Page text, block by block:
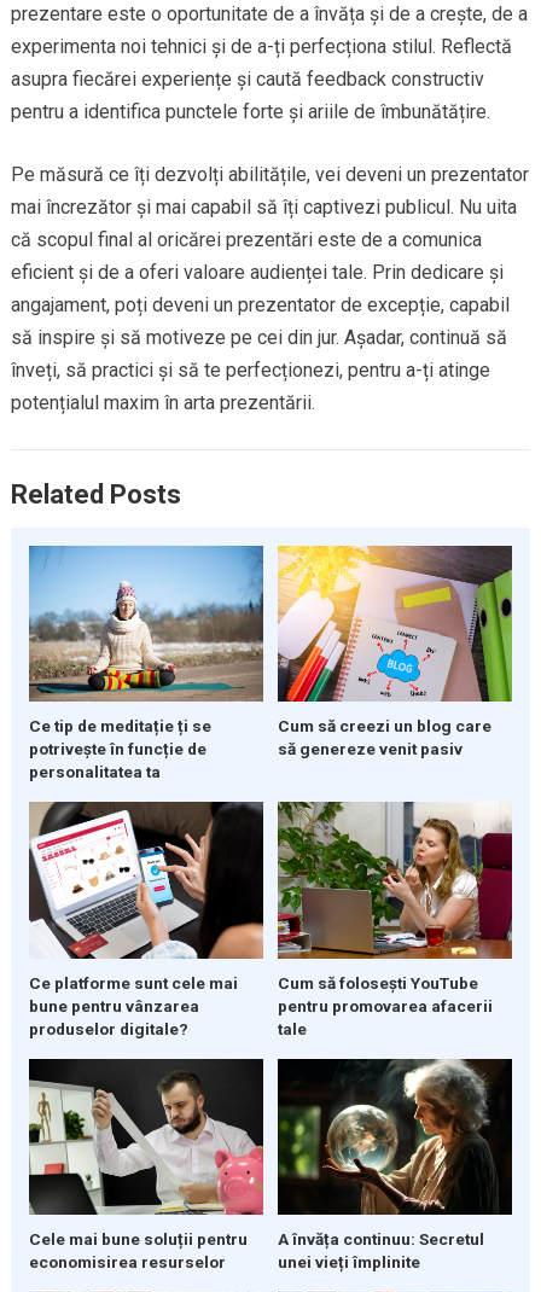
prezentare este o oportunitate de a învăța și de a crește, de a
experimenta noi tehnici și de a-ți perfecționa stilul. Reflectă
asupra fiecărei experiențe și caută feedback constructiv
pentru a identifica punctele forte și ariile de îmbunătățire.
Pe măsură ce îți dezvolți abilitățile, vei deveni un prezentator
mai încrezător și mai capabil să îți captivezi publicul. Nu uita
că scopul final al oricărei prezentări este de a comunica
eficient și de a oferi valoare audienței tale. Prin dedicare și
angajament, poți deveni un prezentator de excepție, capabil
să inspire și să motiveze pe cei din jur. Așadar, continuă să
înveți, să practici și să te perfecționezi, pentru a-ți atinge
potențialul maxim în arta prezentării.
Related Posts
Ce tip de meditație ți se
potrivește în funcție de
personalitatea ta
Cum să creezi un blog care
să genereze venit pasiv
Ce platforme sunt cele mai
bune pentru vânzarea
produselor digitale?
Cum să folosești YouTube
pentru promovarea afacerii
tale
Cele mai bune soluții pentru
economisirea resurselor
A învăța continuu: Secretul
unei vieți împlinite